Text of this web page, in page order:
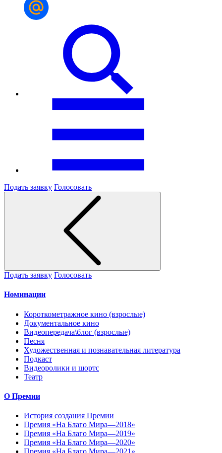
Подать заявку Голосовать
Подать заявку Голосовать
Номинации
Короткометражное кино (взрослые)
Документальное кино
Видеопередача\блог (взрослые)
Песня
Художественная и познавательная литература
Подкаст
Видеоролики и шортс
Театр
О Премии
История создания Премии
Премия «На Благо Мира—2018»
Премия «На Благо Мира—2019»
Премия «На Благо Мира—2020»
Премия «На Благо Мира—2021»